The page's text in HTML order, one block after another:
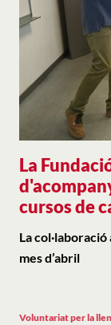
La
cursos de
La
mes d’abril
Voluntariat per la